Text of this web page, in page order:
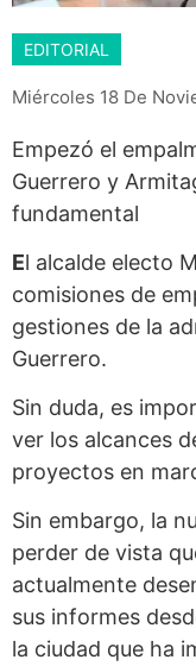
EDITORIAL
Miércoles 18 De
Empezó el
Guerrero y
fundamental
El alcalde electo
comisiones de
gestiones de la
Guerrero.
Sin duda, es
ver los alcances
proyectos en
Sin embargo, la
perder de vista
actualmente
sus informes
la ciudad que ha